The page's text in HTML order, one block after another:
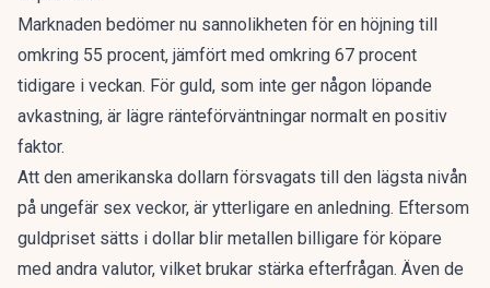
Marknaden bedömer nu sannolikheten för en höjning till
omkring 55 procent, jämfört med omkring 67 procent
tidigare i veckan. För guld, som inte ger någon löpande
avkastning, är lägre ränteförväntningar normalt en positiv
faktor.
Att den amerikanska dollarn försvagats till den lägsta nivån
på ungefär sex veckor, är ytterligare en anledning. Eftersom
guldpriset sätts i dollar blir metallen billigare för köpare
med andra valutor, vilket brukar stärka efterfrågan. Även de